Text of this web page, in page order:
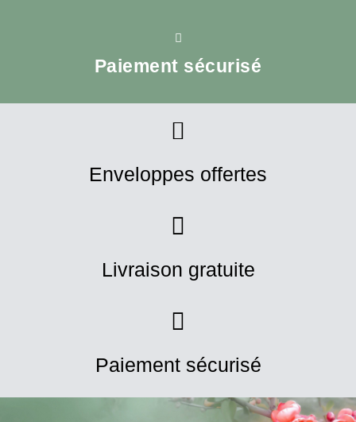
Paiement sécurisé
Enveloppes offertes
Livraison gratuite
Paiement sécurisé